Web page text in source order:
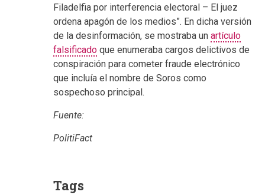
Filadelfia por interferencia electoral – El juez
ordena apagón de los medios”. En dicha versión
de la desinformación, se mostraba un artículo
falsificado que enumeraba cargos delictivos de
conspiración para cometer fraude electrónico
que incluía el nombre de Soros como
sospechoso principal.
Fuente:
PolitiFact
Tags